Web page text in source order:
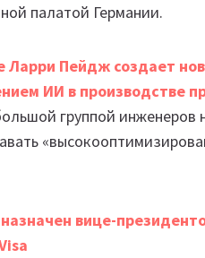
палатой Германии.
Ларри Пейдж создает
ИИ в производстве
группой инженеров
вице-